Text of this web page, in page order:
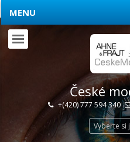
České
+(420) 777 594 340
Vyberte si